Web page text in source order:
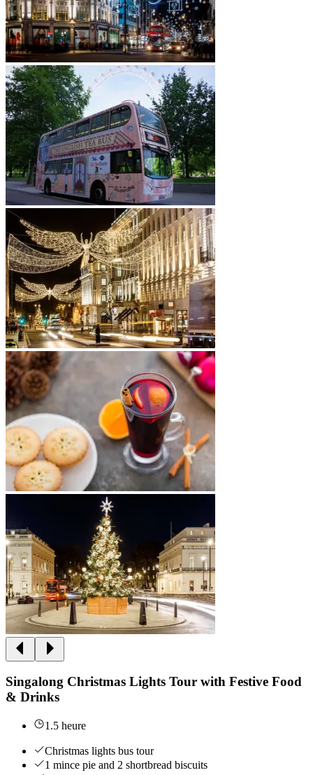
Singalong Christmas Lights Tour with Festive Food
& Drinks
1.5 heure
Christmas lights bus tour
1 mince pie and 2 shortbread biscuits